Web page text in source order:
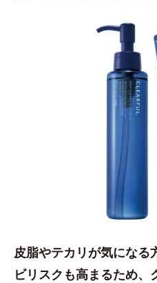
皮脂やテカリが気になる
ビリスクも高まるため